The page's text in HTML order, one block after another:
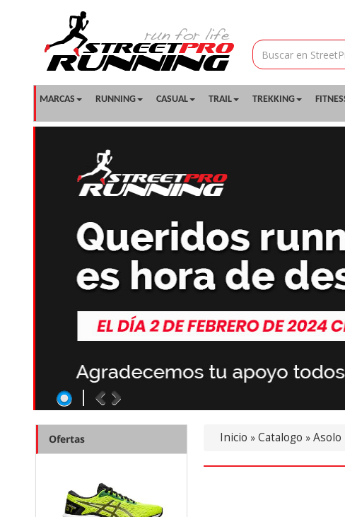
MARCAS RUNNING CASUAL TRAIL TREKKING
nos despedimos
Inicio » Catalogo » Asolo
Ofertas